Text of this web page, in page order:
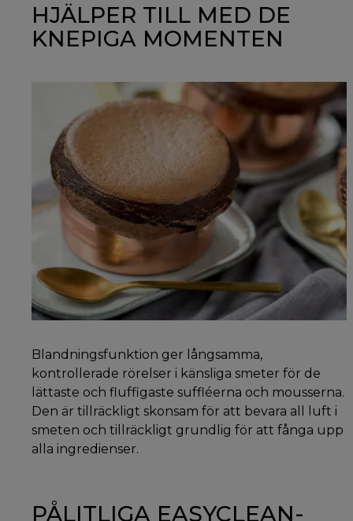
HJÄLPER TILL MED DE
KNEPIGA MOMENTEN
Blandningsfunktion ger långsamma,
kontrollerade rörelser i känsliga smeter för de
lättaste och fluffigaste suffléerna och mousserna.
Den är tillräckligt skonsam för att bevara all luft i
smeten och tillräckligt grundlig för att fånga upp
alla ingredienser.
PÅLITLIGA EASYCLEAN-